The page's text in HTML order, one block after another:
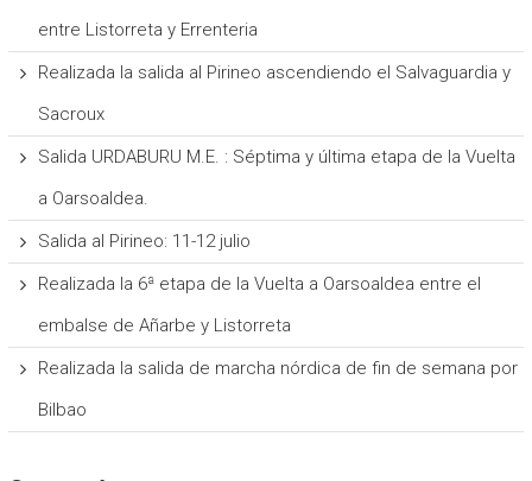
entre Listorreta y Errenteria
Realizada la salida al Pirineo ascendiendo el Salvaguardia y
Sacroux
Salida URDABURU M.E. : Séptima y última etapa de la Vuelta
a Oarsoaldea.
Salida al Pirineo: 11-12 julio
Realizada la 6ª etapa de la Vuelta a Oarsoaldea entre el
embalse de Añarbe y Listorreta
Realizada la salida de marcha nórdica de fin de semana por
Bilbao